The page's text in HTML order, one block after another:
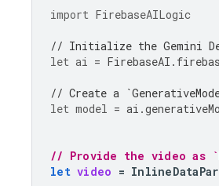
import FirebaseAILogic
// Initialize the Gemini
let ai = FirebaseAI .
// Create a
let model = ai .
// Provide the video as
let video =